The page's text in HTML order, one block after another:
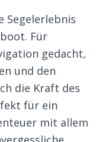
Segelerlebnis
Für
gedacht,
und den
die Kraft des
für ein
mit allem